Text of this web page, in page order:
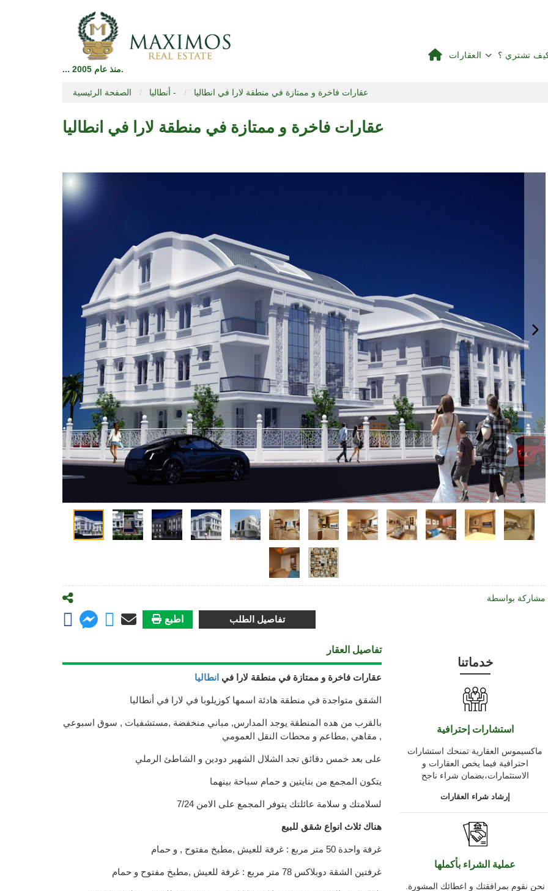
... منذ عام 2005.
العقارات تشتري ؟
الصفحة الرئيسية أنطاليا - عقارات فاخرة و ممتازة في منطقة لارا في انطاليا
عقارات فاخرة و ممتازة في منطقة لارا في انطاليا
مشاركة بواسطة
اطبع تفاصيل الطلب
تفاصيل العقار
عقارات فاخرة و ممتازة في منطقة لارا في انطاليا
الشقق متواجدة في منطقة هادئة اسمها كوزيلوبا في لارا في أنطاليا
بالقرب من هده المنطقة يوجد المدارس, مباني منخفضة ,مستشفيات , سوق اسبوعي
, مقاهي ,مطاعم و محطات النقل العمومي
على بعد خمس دقائق تجد الشلال الشهير دودين و الشاطئ الرملي
يتكون المجمع من بنايتين و حمام سباحة بينهما
لسلامتك و سلامة عائلتك يتوفر المجمع على الامن 7/24
هناك ثلاث انواع شقق للبيع
غرفة واحدة 50 متر مربع : غرفة للعيش ,مطبخ مفتوح , و حمام
غرفتين الشقة دوبلاكس 78 متر مربع : غرفة للعيش ,مطبخ مفتوح و حمام
خدماتنا
استشارات إحترافية
ماكسيموس العقارية تمنحك استشارات
احترافية فيما يخص العقارات و
الاستثمارات،بضمان شراء ناجح
إرشاد شراء العقارات
عملية الشراء بأكملها